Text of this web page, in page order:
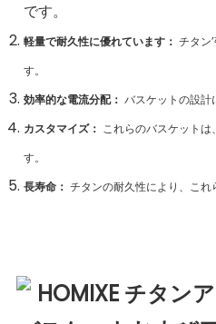
です。
軽量で耐久性に優れています： チタン
す。
効率的な電流分配： バスケットの設計
カスタマイズ： これらのバスケット
す。
長寿命： チタンの耐久性により、こ